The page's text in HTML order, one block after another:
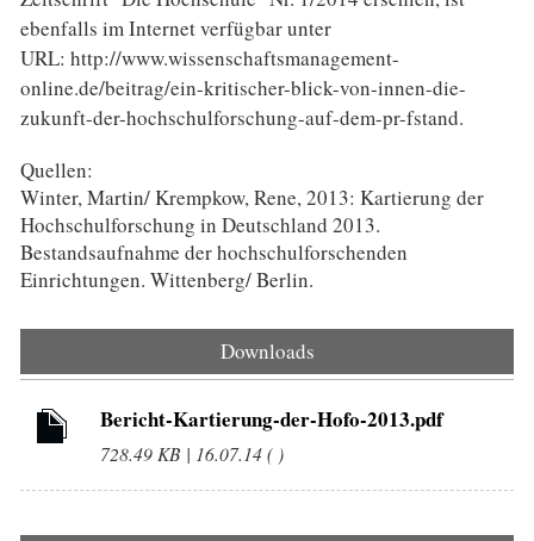
ebenfalls im Internet verfügbar unter
URL: http://www.wissenschaftsmanagement-
online.de/beitrag/ein-kritischer-blick-von-innen-die-
zukunft-der-hochschulforschung-auf-dem-pr-fstand.
Quellen:
Winter, Martin/ Krempkow, Rene, 2013: Kartierung der
Hochschulforschung in Deutschland 2013.
Bestandsaufnahme der hochschulforschenden
Einrichtungen. Wittenberg/ Berlin.
Downloads
Bericht-Kartierung-der-Hofo-2013.pdf
728.49 KB | 16.07.14 ( )